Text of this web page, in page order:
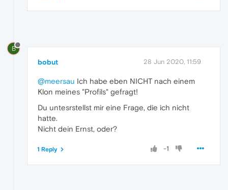
B
bobut 28 Jun 2020, 11:59
@meersau Ich habe eben NICHT nach einem
Klon meines "Profils" gefragt!
Du untesrstellst mir eine Frage, die ich nicht
hatte.
Nicht dein Ernst, oder?
-1
1 Reply